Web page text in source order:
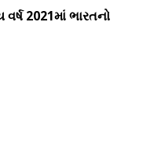
2021માં ભારતનો